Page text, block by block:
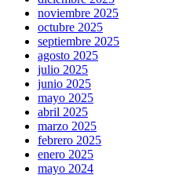
noviembre 2025
octubre 2025
septiembre 2025
agosto 2025
julio 2025
junio 2025
mayo 2025
abril 2025
marzo 2025
febrero 2025
enero 2025
mayo 2024